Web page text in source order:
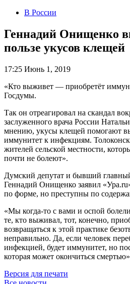
В России
Геннадий Онищенко
пользе укусов клещей
17:25 Июнь 1, 2019
«Кто выживет — приобретёт
Госдумы.
Так он отреагировал на скандал
заслуженного врача России
мнению, укусы клещей помогают
иммунитет к инфекциям.
жителей сельской местности,
почти не болеют».
Думский депутат и бывший
Геннадий Онищенко заявил
по форме, но преступны по
«Мы когда-то с вами и оспой
те, кто выживал, тот, конечно,
возвращаться к этой практике
неправильно. Да, если человек
инфекцией, будет иммунитет, но
которая может окончиться
Версия для печати